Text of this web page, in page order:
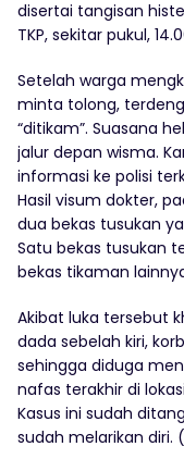
disertai tangisan
TKP, sekitar pukul,
Setelah warga
minta tolong,
“ditikam”. Suasana
jalur depan wisma.
informasi ke polisi
Hasil visum dokter,
dua bekas tusukan
Satu bekas tusukan
bekas tikaman
Akibat luka tersebut
dada sebelah kiri,
sehingga diduga
nafas terakhir di
Kasus ini sudah
sudah melarikan diri.